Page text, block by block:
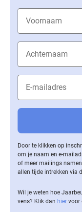
Door te klikken op
om je naam en e-
of meer mailings
allen tijde intrekken via
Wil je weten hoe
vens? Klik dan hier voor